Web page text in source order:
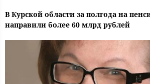
В Курской области за полгода на
направили более 60 млрд рублей